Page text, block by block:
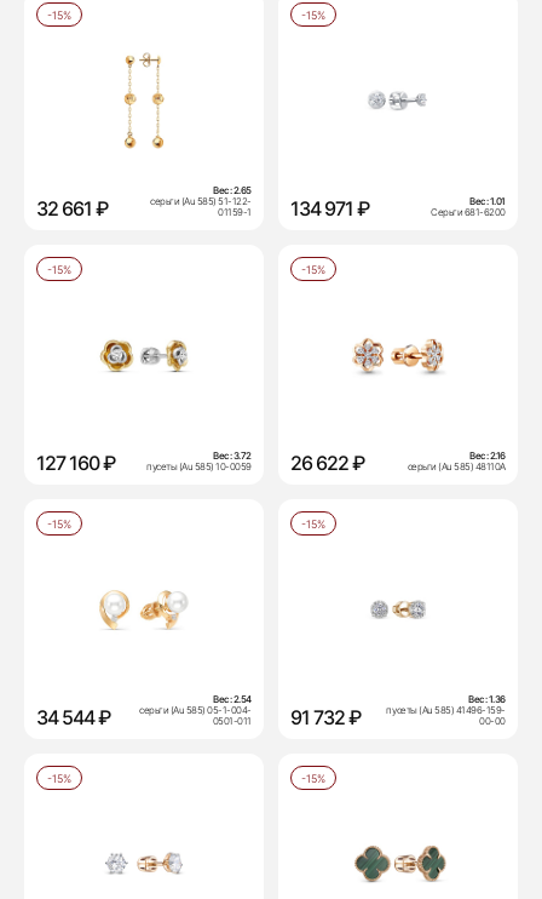
-15%
32 661 ₽
Вес:2.65
серьги (Au 585) 51-122-
01159-1
-15%
134 971 ₽ Вес:1.01
Серьги 681-6200
-15%
127 160 ₽ Вес:3.72
пусеты (Au 585) 10-0059
-15%
26 622 ₽ Вес:2.16
серьги (Au 585) 48110А
-15%
34 544 ₽
Вес:2.54
серьги (Au 585) 05-1-004-
0501-011
-15%
91 732 ₽
Вес:1.36
пусеты (Au 585) 41496-159-
00-00
-15% -15%